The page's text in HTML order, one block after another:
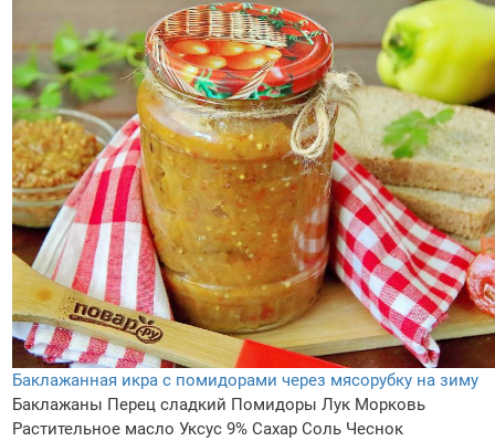
Баклажанная икра с помидорами через мясорубку на зиму
Баклажаны Перец сладкий Помидоры Лук Морковь
Растительное масло Уксус 9% Сахар Соль Чеснок